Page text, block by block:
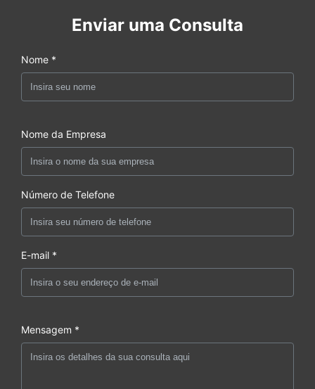
Enviar uma Consulta
Nome *
Nome da Empresa
Número de Telefone
E-mail *
Mensagem *